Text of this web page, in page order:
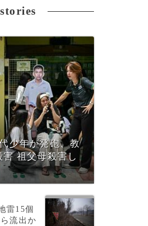
少年が発砲、教
祖父母殺害し
雷15個
流出か